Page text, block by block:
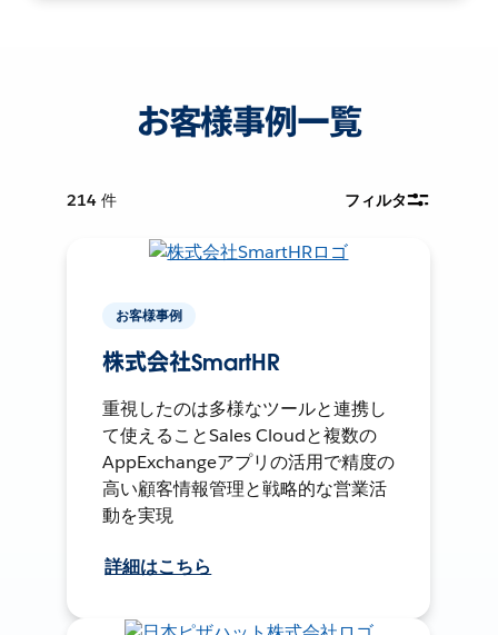
お客様事例一覧
214 件 フィルタ
お客様事例
株式会社SmartHR
重視したのは多様なツールと連携し
て使えることSales Cloudと複数の
AppExchangeアプリの活用で精度の
高い顧客情報管理と戦略的な営業活
動を実現
詳細はこちら